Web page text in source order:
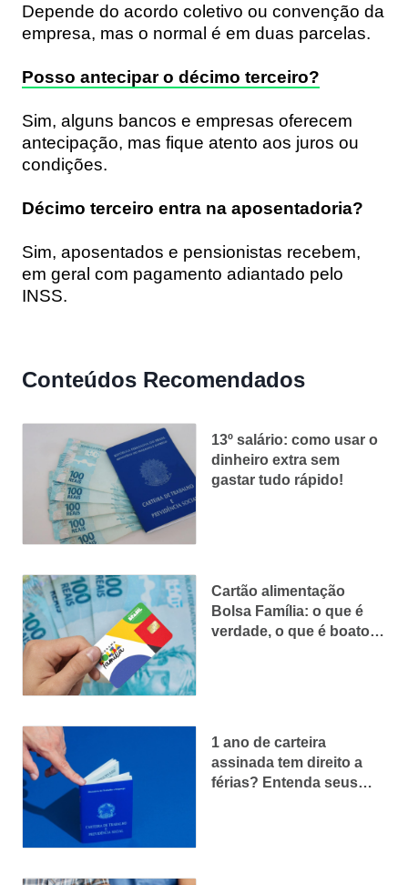
Depende do acordo coletivo ou convenção da
empresa, mas o normal é em duas parcelas.
Posso antecipar o décimo terceiro?
Sim, alguns bancos e empresas oferecem
antecipação, mas fique atento aos juros ou
condições.
Décimo terceiro entra na aposentadoria?
Sim, aposentados e pensionistas recebem,
em geral com pagamento adiantado pelo
INSS.
Conteúdos Recomendados
13º salário: como usar o
dinheiro extra sem
gastar tudo rápido!
Cartão alimentação
Bolsa Família: o que é
verdade, o que é boato e
1 ano de carteira
assinada tem direito a
férias? Entenda seus